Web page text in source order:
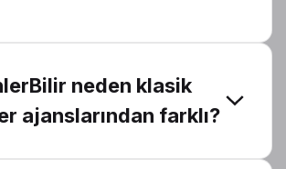
neden klasik
ajanslarından farklı?